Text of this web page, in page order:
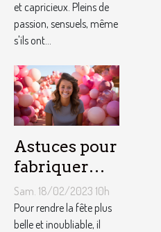
sont les gens
du Taureau ?
et capricieux. Pleins de
passion, sensuels, même
s'ils ont...
Astuces pour
fabriquer
une arche de
ballons
Sam. 18/02/2023 10h
Pour rendre la fête plus
belle et inoubliable, il